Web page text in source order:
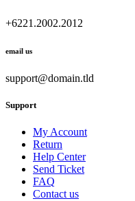
+6221.2002.2012
email us
support@domain.tld
Support
My Account
Return
Help Center
Send Ticket
FAQ
Contact us